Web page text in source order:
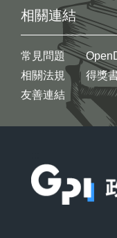
相關連結
常見問題
相關法規
友善連結
得獎